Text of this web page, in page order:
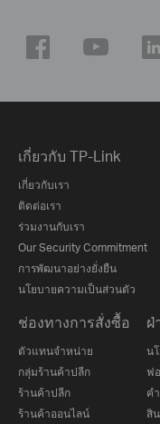
เกี่ยวกับ TP-Link
เกี่ยวกับเรา
ติดต่อเรา
ร่วมงานกับเรา
Our Security Commitment
การพัฒนาอย่างยั่งยืน
นโยบายความเป็นส่วนตัว
ช่องทางการสั่งซื้อ
ตัวแทนจำหน่าย
กลุ่มร้านค้าปลีก
ร้านค้าปลีก
ร้านค้าออนไลน์
ฝ่
น
ฟ
ค
สิ